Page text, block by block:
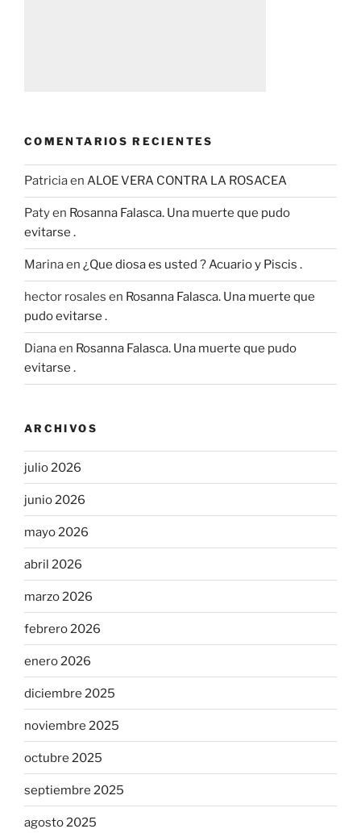
COMENTARIOS RECIENTES
Patriciaen ALOE VERA CONTRA LA ROSACEA
Patyen Rosanna Falasca. Una muerte que pudo
evitarse .
Marinaen ¿Que diosa es usted ? Acuario y Piscis .
hector rosales en Rosanna Falasca. Una muerte que
pudo evitarse .
Dianaen Rosanna Falasca. Una muerte que pudo
evitarse .
ARCHIVOS
julio 2026
junio 2026
mayo 2026
abril 2026
marzo 2026
febrero 2026
enero 2026
diciembre 2025
noviembre 2025
octubre 2025
septiembre 2025
agosto 2025